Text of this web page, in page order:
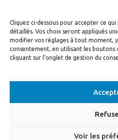
Cliquez ci-dessous pour accepter ce
détaillés. Vos choix seront appliqués
modifier vos réglages à tout moment,
consentement, en utilisant les boutons
cliquant sur l’onglet de gestion du
Voir les